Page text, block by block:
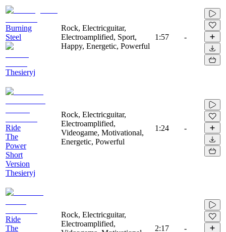
Burning
Steel
Thesieryj
Rock, Electricguitar,
Electroamplified, Sport,
Happy, Energetic, Powerful
1:57 -
Ride
The
Power
Short
Version
Thesieryj
Rock, Electricguitar,
Electroamplified,
Videogame, Motivational,
Energetic, Powerful
1:24 -
Ride
The
Rock, Electricguitar,
Electroamplified,
2:17 -